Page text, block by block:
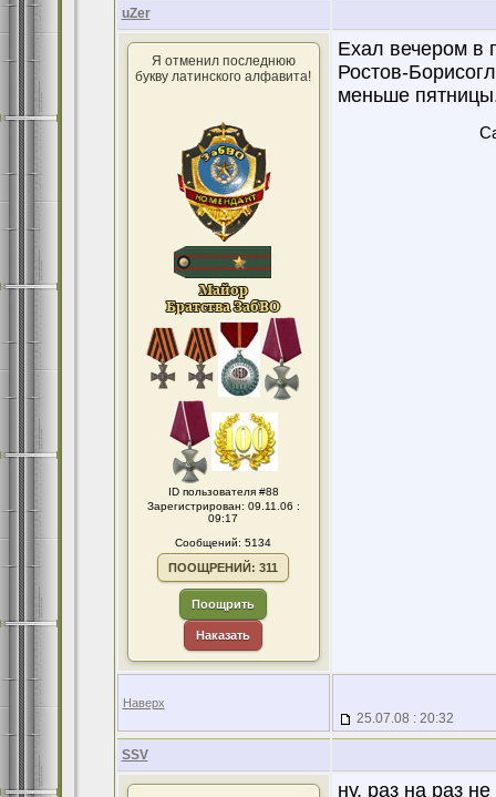
uZer
Я отменил последнюю
букву латинского алфавита!
ID пользователя #88
Зарегистрирован: 09.11.06 :
09:17
Сообщений: 5134
ПООЩРЕНИЙ: 311
Поощрить
Наказать
Ехал вечером в
Ростов-
меньше
Наверх
25.07.08 : 20:32
SSV
ну, раз на раз